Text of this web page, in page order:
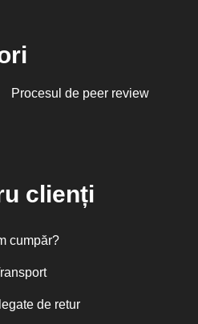
Procesul de peer review
clienți
cumpăr?
de retur